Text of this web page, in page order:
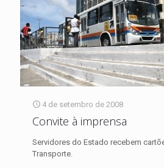
4 de setembro de 2008
Convite à imprensa
Servidores do Estado recebem
Transporte.